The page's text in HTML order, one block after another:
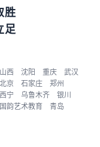
胜
足
山西 沈阳 重庆
武汉
北京 石家庄
郑州
西宁 乌鲁木齐
银川
韵艺术教育
青岛